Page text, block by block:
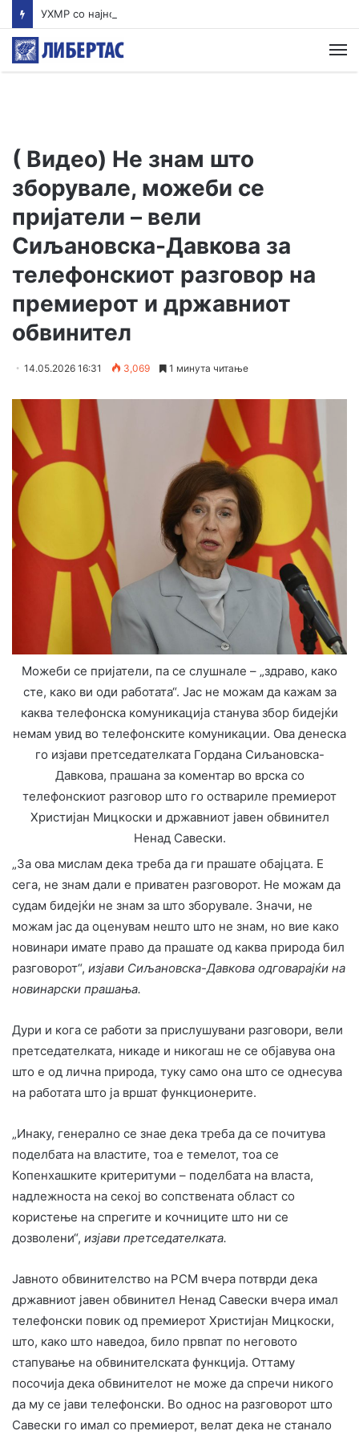
( Видео) Не знам што
зборувале, можеби се
пријатели – вели
Сиљановска-Давкова за
телефонскиот разговор на
премиерот и државниот
обвинител
14.05.2026 16:31 3,069 1 минута читање
Можеби се пријатели, па се слушнале – „здраво, како
сте, како ви оди работата“. Јас не можам да кажам за
каква телефонска комуникација станува збор бидејќи
немам увид во телефонските комуникации. Ова денеска
го изјави претседателката Гордана Сиљановска-
Давкова, прашана за коментар во врска со
телефонскиот разговор што го оствариле премиерот
Христијан Мицкоски и државниот јавен обвинител
Ненад Савески.
„За ова мислам дека треба да ги прашате обајцата. Е
сега, не знам дали е приватен разговорот. Не можам да
судам бидејќи не знам за што зборувале. Значи, не
можам јас да оценувам нешто што не знам, но вие како
новинари имате право да прашате од каква природа бил
разговорот“, изјави Сиљановска-Давкова одговарајќи на
новинарски прашања.
Дури и кога се работи за прислушувани разговори, вели
претседателката, никаде и никогаш не се објавува она
што е од лична природа, туку само она што се однесува
на работата што ја вршат функционерите.
„Инаку, генерално се знае дека треба да се почитува
поделбата на властите, тоа е темелот, тоа се
Копенхашките критеритуми – поделбата на власта,
надлежноста на секој во сопствената област со
користење на спрегите и кочниците што ни се
дозволени“, изјави претседателката.
Јавното обвинителство на РСМ вчера потврди дека
државниот јавен обвинител Ненад Савески вчера имал
телефонски повик од премиерот Христијан Мицкоски,
што, како што наведоа, било првпат по неговото
стапување на обвинителската функција. Оттаму
посочија дека обвинителот не може да спречи никого
да му се јави телефонски. Во однос на разговорот што
Савески го имал со премиерот, велат дека не станало